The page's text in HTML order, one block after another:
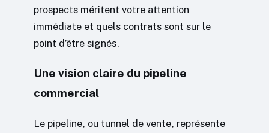
prospects méritent votre attention
immédiate et quels contrats sont sur le
point d’être signés.
Une vision claire du pipeline
commercial
Le pipeline, ou tunnel de vente, représente